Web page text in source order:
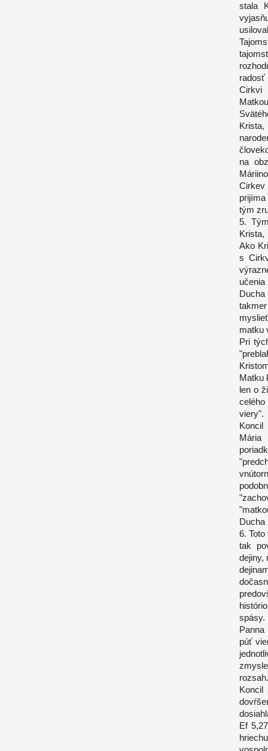
stala
radosť
Cirkvi
na
tým
5.
Ako
s
matku
Pri
Matku
len o
viery".
Koncil
Mária
Ducha
6.
tak
dejiny,
Panna
púť
rozsah.
Koncil
Ef